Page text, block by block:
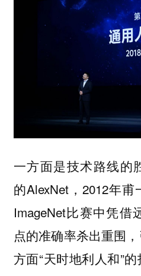
一方面是技术路线的
的AlexNet，2012年
ImageNet比赛中凭借
点的准确率杀出重围
方面“天时地利人和”